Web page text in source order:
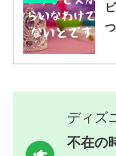
ディズ
不在の